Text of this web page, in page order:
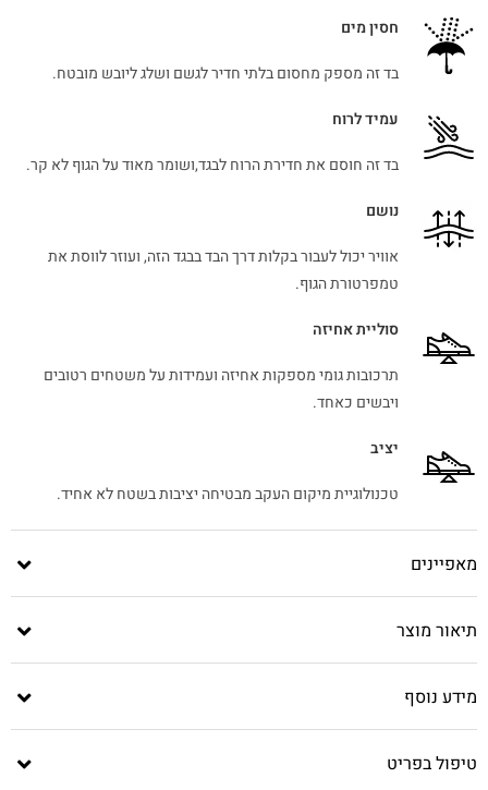
חסין מים
בד זה מספק מחסום בלתי חדיר לגשם ושלג ליובש מובטח.
עמיד לרוח
בד זה חוסם את חדירת הרוח לבגד,ושומר מאוד על הגוף לא קר.
נושם
אוויר יכול לעבור בקלות דרך הבד בבגד הזה, ועוזר לווסת את
טמפרטורת הגוף.
סוליית אחיזה
תרכובות גומי מספקות אחיזה ועמידות על משטחים רטובים
ויבשים כאחד.
יציב
טכנולוגיית מיקום העקב מבטיחה יציבות בשטח לא אחיד.
מאפיינים
תיאור מוצר
מידע נוסף
טיפול בפריט